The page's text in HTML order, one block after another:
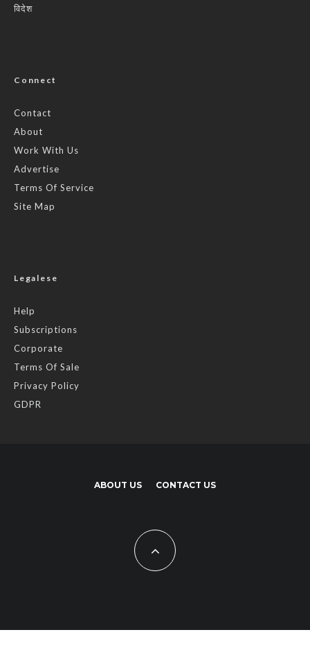
विदेश
Connect
Contact
About
Work With Us
Advertise
Terms Of Service
Site Map
Legalese
Help
Subscriptions
Corporate
Terms Of Sale
Privacy Policy
GDPR
ABOUT US CONTACT US